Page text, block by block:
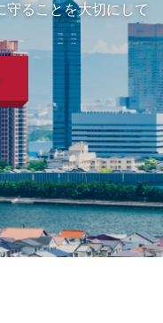
守ることを大切にして